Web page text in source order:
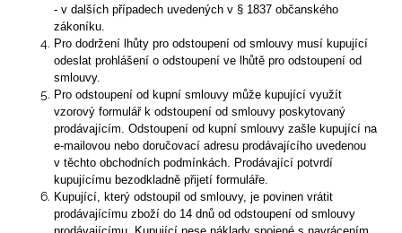
- v dalších případech uvedených v § 1837 občanského
zákoníku.
Pro dodržení lhůty pro odstoupení od smlouvy musí kupující
odeslat prohlášení o odstoupení ve lhůtě pro odstoupení od
smlouvy.
Pro odstoupení od kupní smlouvy může kupující využít
vzorový formulář k odstoupení od smlouvy poskytovaný
prodávajícím. Odstoupení od kupní smlouvy zašle kupující na
e-mailovou nebo doručovací adresu prodávajícího uvedenou
v těchto obchodních podmínkách. Prodávající potvrdí
kupujícímu bezodkladně přijetí formuláře.
Kupující, který odstoupil od smlouvy, je povinen vrátit
prodávajícímu zboží do 14 dnů od odstoupení od smlouvy